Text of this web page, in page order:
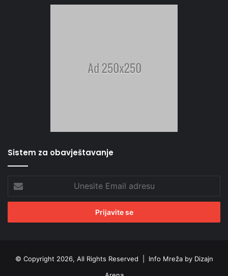
Sistem za obavještavanje
Email
adresu
© Copyright 2026, All Rights Reserved | Info Mreža by Dizajn